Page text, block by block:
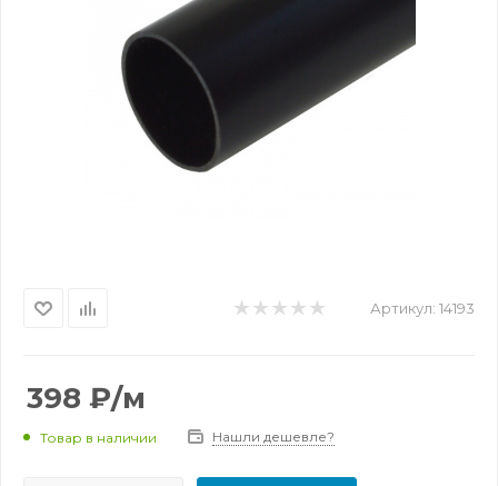
Артикул: 14193
398 ₽/м
Товар в наличии Нашли дешевле?